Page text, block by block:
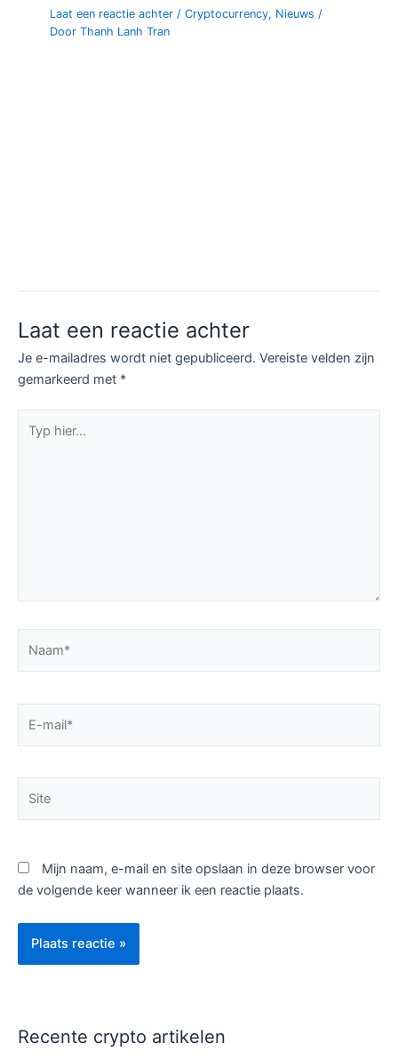
Laat een reactie achter /Cryptocurrency, Nieuws /
DoorThanh Lanh Tran
Laat een reactie achter
Je e-mailadres wordt niet gepubliceerd. Vereiste velden zijn
gemarkeerd met *
hier...
mail*
Mijn naam, e-mail en site opslaan in deze browser voor
de volgende keer wanneer ik een reactie plaats.
Recente crypto artikelen